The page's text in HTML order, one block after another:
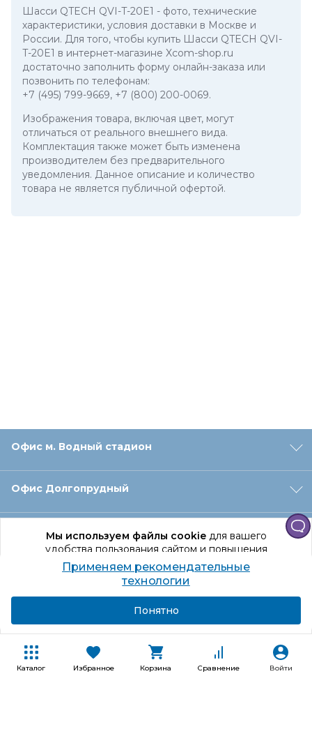
Каталог Избранное Корзина Сравнение Войти
Мы используем файлы cookieдля вашего
удобства пользования сайтом и повышения
качества рекомендаций.
Продолжая использование сайта, вы даете
согласие на обработку персональных данных
Шасси QTECH QVI-T-20E1 - фото, технические
характеристики, условия доставки в Москве и
России. Для того, чтобы купить Шасси QTECH QVI-
T-20E1 в интернет-магазине Xcom-shop.ru
достаточно заполнить форму онлайн-заказа или
позвонить по телефонам:
+7 (495) 799-9669, +7 (800) 200-0069.
Изображения товара, включая цвет, могут
отличаться от реального внешнего вида.
Комплектация также может быть изменена
производителем без предварительного
уведомления. Данное описание и количество
товара не является публичной офертой.
Офис м. Водный стадион
Офис Долгопрудный
Офис Санкт‑Петербург
Оформление заказа
Покупателям
Применяем рекомендательные
технологии
Понятно